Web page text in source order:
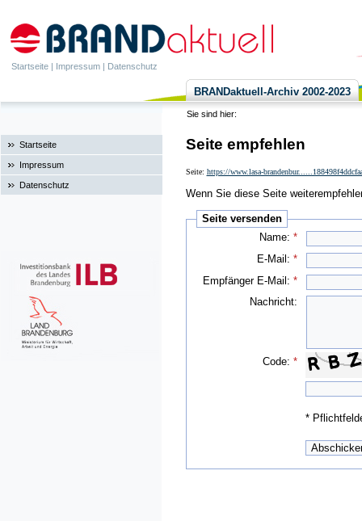
Startseite | Impressum | Datenschutz
BRANDaktuell-Archiv 2002-2023
Sie sind hier:
Startseite
Impressum
Datenschutz
Seite empfehlen
Seite: https://www.lasa-
Wenn Sie diese Seite
Seite versenden
Name:*
E-Mail:*
Empfänger E-Mail:*
Nachricht:
Code:*
*